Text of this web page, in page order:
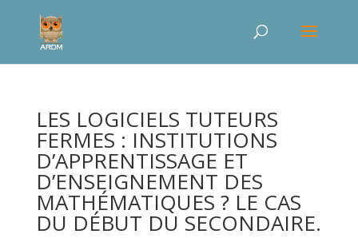
LES LOGICIELS TUTEURS
FERMES : INSTITUTIONS
D’APPRENTISSAGE ET
D’ENSEIGNEMENT DES
MATHÉMATIQUES ? LE CAS
DU DÉBUT DU SECONDAIRE.